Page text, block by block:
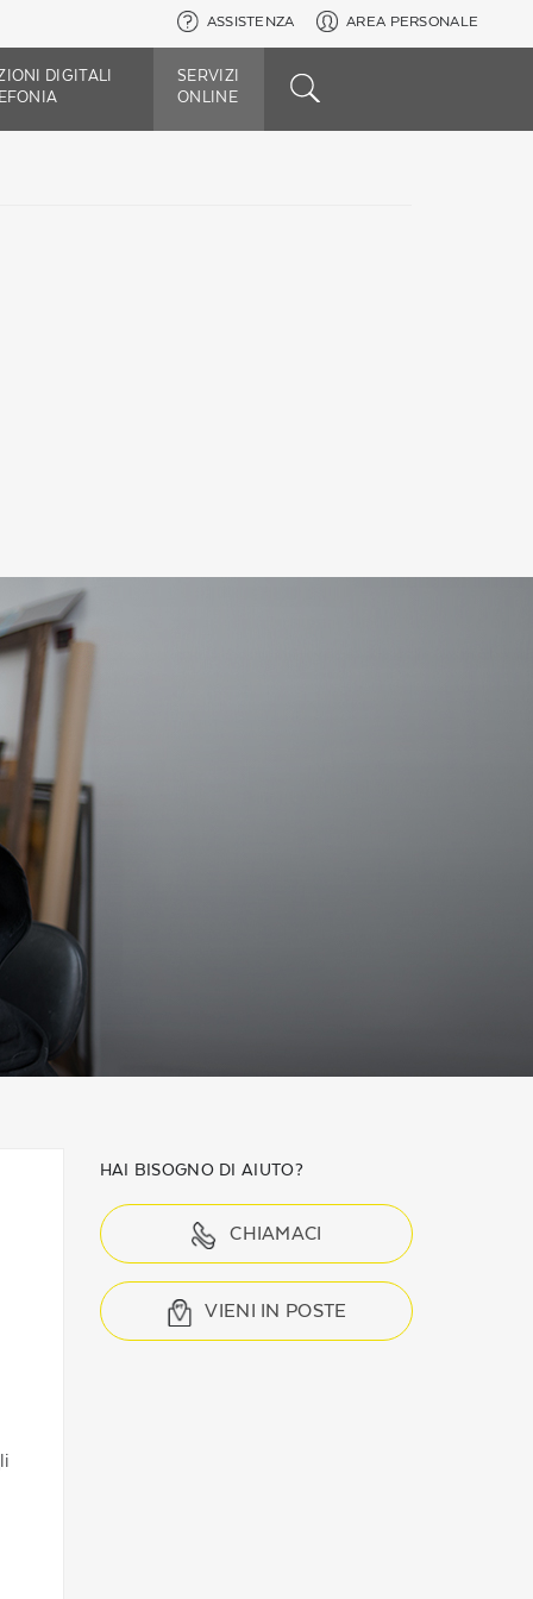
ASSISTENZA AREA PERSONALE
DIGITALI
SERVIZI
ONLINE
HAI BISOGNO DI AIUTO?
CHIAMACI
VIENI IN POSTE